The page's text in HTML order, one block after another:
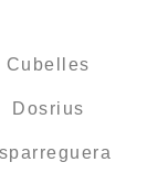
Dosrius